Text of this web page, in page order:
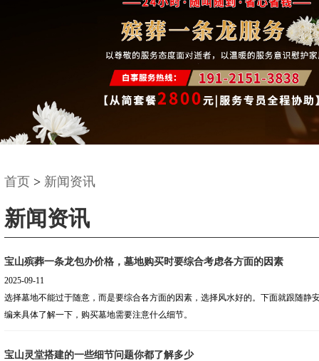
首页 > 新闻资讯
新闻资讯
宝山殡葬一条龙包办价格，墓地购买时要综合考虑各方面的因素
2025-09-11
选择墓地不能过于随意，而是要综合各方面的因素，选择风水好的。下面就跟随静
编来具体了解一下，购买墓地需要注意什么细节。
宝山灵堂搭建的一些细节问题你都了解多少